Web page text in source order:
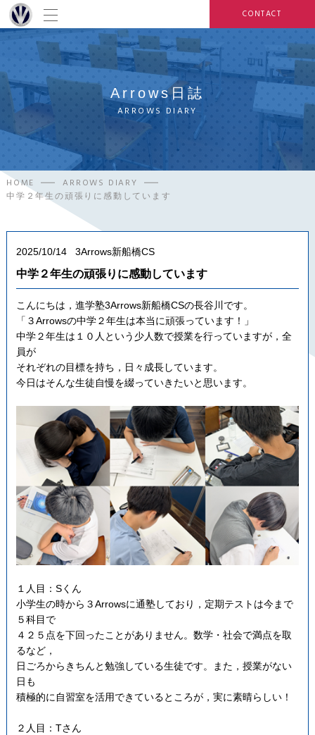
CONTACT
Arrows日誌
ARROWS DIARY
HOME
ARROWS DIARY
中学２年生の頑張りに感動しています
2025/10/14 3Arrows新船橋CS
中学２年生の頑張りに感動しています
こんにちは，進学塾3Arrows新船橋CSの長谷川です。
「３Arrowsの中学２年生は本当に頑張っています！」
中学２年生は１０人という少人数で授業を行っていますが，全
員が
それぞれの目標を持ち，日々成長しています。
今日はそんな生徒自慢を綴っていきたいと思います。
１人目：Sくん
小学生の時から３Arrowsに通塾しており，定期テストは今まで
５科目で
４２５点を下回ったことがありません。数学・社会で満点を取
るなど，
日ごろからきちんと勉強している生徒です。また，授業がない
日も
積極的に自習室を活用できているところが，実に素晴らしい！
２人目：Tさん